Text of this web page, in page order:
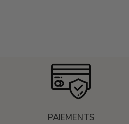
PAIEMENTS